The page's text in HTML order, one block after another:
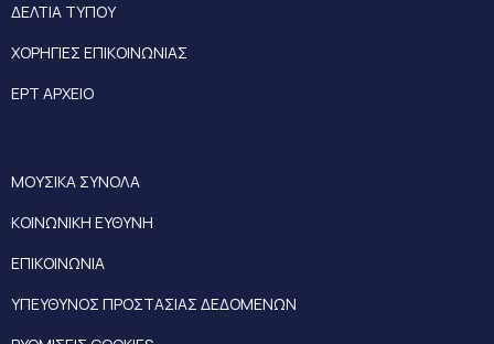
ΔΕΛΤΙΑ ΤΥΠΟΥ
ΧΟΡΗΓΙΕΣ ΕΠΙΚΟΙΝΩΝΙΑΣ
ΕΡΤ ΑΡΧΕΙΟ
ΜΟΥΣΙΚΑ ΣΥΝΟΛΑ
ΚΟΙΝΩΝΙΚΗ ΕΥΘΥΝΗ
ΕΠΙΚΟΙΝΩΝΙΑ
ΥΠΕΥΘΥΝΟΣ ΠΡΟΣΤΑΣΙΑΣ ΔΕΔΟΜΕΝΩΝ